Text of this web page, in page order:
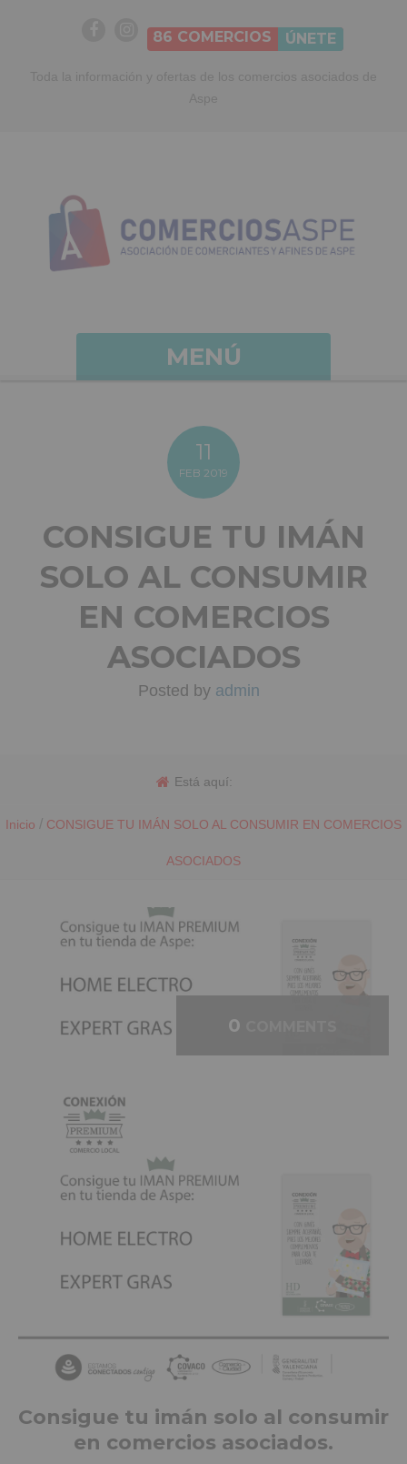
86 COMERCIOS ÚNETE
MENÚ
11
FEB 2019
CONSIGUE TU IMÁN
SOLO AL CONSUMIR
EN COMERCIOS
ASOCIADOS
Posted by admin
Está aquí:
Inicio / CONSIGUE TU IMÁN SOLO AL CONSUMIR EN COMERCIOS
ASOCIADOS
0
Consigue tu imán solo al consumir
en comercios asociados.